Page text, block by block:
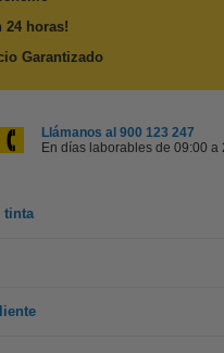
24 horas!
Garantizado
Llámanos al 900 123 247
En días laborables de 09:00 a
tinta